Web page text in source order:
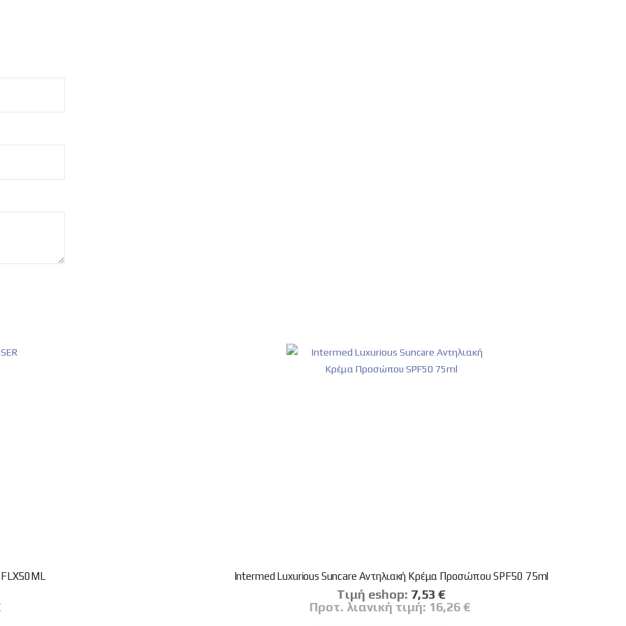
Intermed Luxurious Suncare Αντηλιακή Κρέμα Προσώπου SPF50 75ml
Tιμή eshop: Ειδική
Τιμή
7,53 €
Προτ. λιανική τιμή: 16,26 €